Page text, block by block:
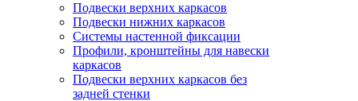
Подвески верхних каркасов
Подвески нижних каркасов
Системы настенной фиксации
Профили, кронштейны для навески
каркасов
Подвески верхних каркасов без
задней стенки